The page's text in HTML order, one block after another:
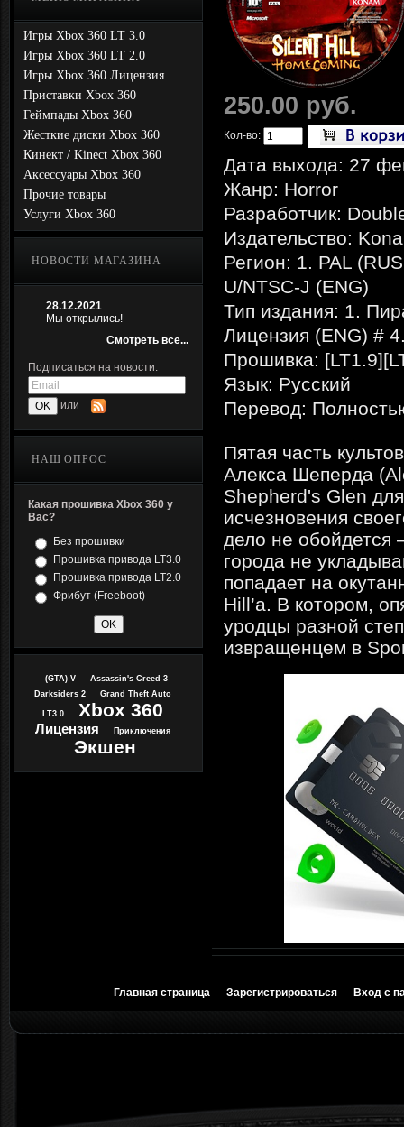
Игры Xbox 360 LT 3.0
Игры Xbox 360 LT 2.0
Игры Xbox 360 Лицензия
Приставки Xbox 360
Геймпады Xbox 360
Жесткие диски Xbox 360
Кинект / Kinect Xbox 360
Аксессуары Xbox 360
Прочие товары
Услуги Xbox 360
НОВОСТИ МАГАЗИНА
28.12.2021
Мы открылись!
Смотреть все...
Подписаться на новости:
или
НАШ ОПРОС
Какая прошивка Xbox 360 у
Вас?
Без прошивки
Прошивка привода LT3.0
Прошивка привода LT2.0
Фрибут (Freeboot)
(GTA) V
Assassin's Creed 3
Darksiders 2
Grand Theft Auto
LT3.0 Xbox 360
Лицензия Приключения
Экшен
250.00 руб.
Кол-во:
Дата выхода: 27
Жанр: Horror
Разработчик:
Издательство:
Регион: 1. PAL
U/NTSC-J (ENG)
Тип издания: 1.
Лицензия (ENG) #
Прошивка:
Язык: Русский
Перевод:
Пятая часть
Алекса Шеперда
Shepherd's Glen
исчезновения
дело не обойдется
города не
попадает на
Hill’a. В котором,
уродцы разной
извращенцем в
Главная страница Зарегистрироваться Вход с